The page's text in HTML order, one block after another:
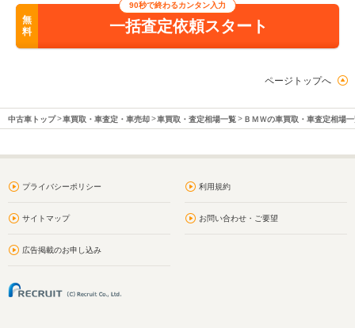
無
料
90秒で終わるカンタン入力
一括査定依頼スタート
ページトップへ
中古車トップ 車買取・車査定・車売却 車買取・査定相場一覧 ＢＭＷの車買取・車査定相場
プライバシーポリシー 利用規約
サイトマップ お問い合わせ・ご要望
広告掲載のお申し込み